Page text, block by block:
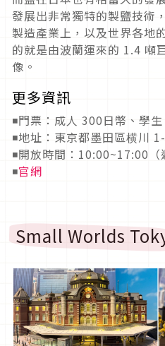
發展出非常獨特的製鹽技術
製造產業上，以及世界各地
的就是由波蘭運來的 1.4 噸
像。
更多資訊
◾門票：成人 300日幣、學
◾地址：東京都墨田區横川
◾開放時間：10:00~17:00（
◾官網
Small Worlds